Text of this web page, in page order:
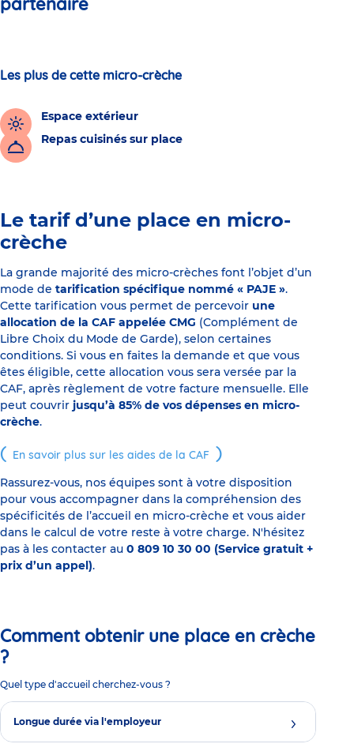
Les plus de cette micro-crèche
Espace extérieur
Repas cuisinés sur place
Le tarif d’une place en micro-
crèche
La grande majorité des micro-crèches font l’objet d’un
mode de tarification spécifique nommé « PAJE ».
Cette tarification vous permet de percevoir une
allocation de la CAF appelée CMG (Complément de
Libre Choix du Mode de Garde), selon certaines
conditions. Si vous en faites la demande et que vous
êtes éligible, cette allocation vous sera versée par la
CAF, après règlement de votre facture mensuelle. Elle
peut couvrir jusqu’à 85% de vos dépenses en micro-
crèche.
En savoir plus sur les aides de la CAF
Rassurez-vous, nos équipes sont à votre disposition
pour vous accompagner dans la compréhension des
spécificités de l’accueil en micro-crèche et vous aider
dans le calcul de votre reste à votre charge. N'hésitez
pas à les contacter au 0 809 10 30 00 (Service gratuit +
prix d’un appel).
Comment obtenir une place en crèche
?
Quel type d'accueil cherchez-vous ?
Longue durée via l'employeur